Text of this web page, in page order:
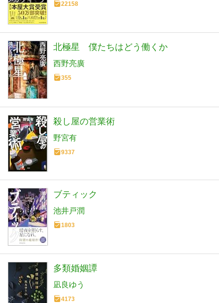
22158
北極星 僕たちはどう働くか
西野亮廣
355
殺し屋の営業術
野宮有
9337
ブティック
池井戸潤
1803
多類婚姻譚
凪良ゆう
4173